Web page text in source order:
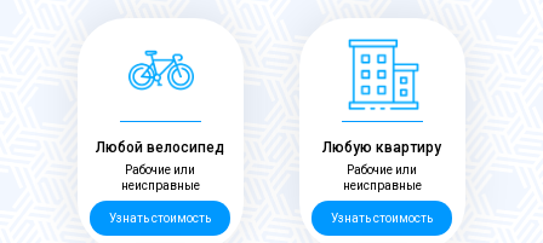
Любой велосипед
Рабочие или
неисправные
Узнать стоимость
Любую квартиру
Рабочие или
неисправные
Узнать стоимость